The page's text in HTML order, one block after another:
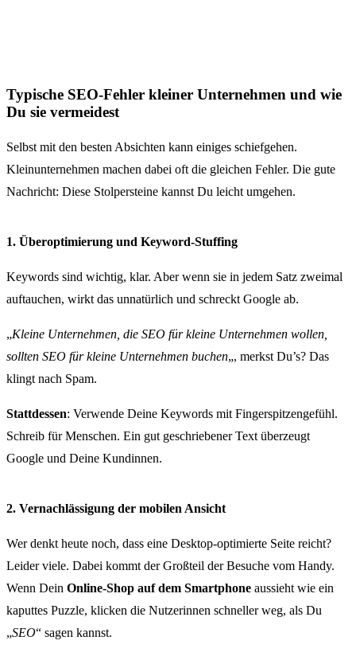
Typische SEO-Fehler kleiner Unternehmen und wie
Du sie vermeidest
Selbst mit den besten Absichten kann einiges schiefgehen.
Kleinunternehmen machen dabei oft die gleichen Fehler. Die gute
Nachricht: Diese Stolpersteine kannst Du leicht umgehen.
1. Überoptimierung und Keyword-Stuffing
Keywords sind wichtig, klar. Aber wenn sie in jedem Satz zweimal
auftauchen, wirkt das unnatürlich und schreckt Google ab.
„Kleine Unternehmen, die SEO für kleine Unternehmen wollen,
sollten SEO für kleine Unternehmen buchen„, merkst Du’s? Das
klingt nach Spam.
Stattdessen: Verwende Deine Keywords mit Fingerspitzengefühl.
Schreib für Menschen. Ein gut geschriebener Text überzeugt
Google und Deine Kundinnen.
2. Vernachlässigung der mobilen Ansicht
Wer denkt heute noch, dass eine Desktop-optimierte Seite reicht?
Leider viele. Dabei kommt der Großteil der Besuche vom Handy.
Wenn Dein Online-Shop auf dem Smartphone aussieht wie ein
kaputtes Puzzle, klicken die Nutzerinnen schneller weg, als Du
„SEO“ sagen kannst.